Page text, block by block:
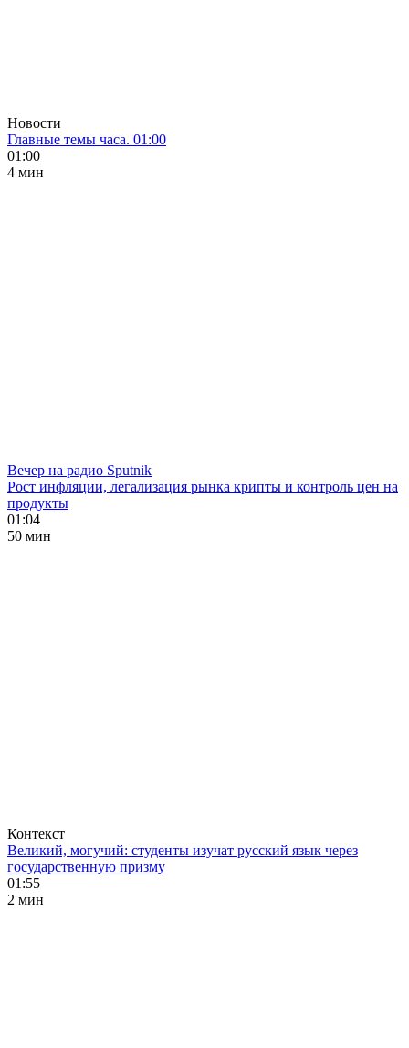
Новости
Главные темы часа. 01:00
01:00
4 мин
Вечер на радио Sputnik
Рост инфляции, легализация рынка крипты и контроль цен на
продукты
01:04
50 мин
Контекст
Великий, могучий: студенты изучат русский язык через
государственную призму
01:55
2 мин